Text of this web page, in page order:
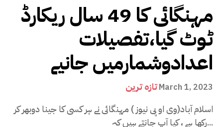
مہنگائی کا 49 سال ریکارڈ
ٹوٹ گیا،تفصیلات
اعدادوشمارمیں جانیے
تازہ ترینMarch 1, 2023
اسلام آباد(وی او پی نیوز ) مہنگائی نے ہر کسی کا جینا دوبھر کر
رکھا ہے ، کیا آپ جانتے ہیں کہ...